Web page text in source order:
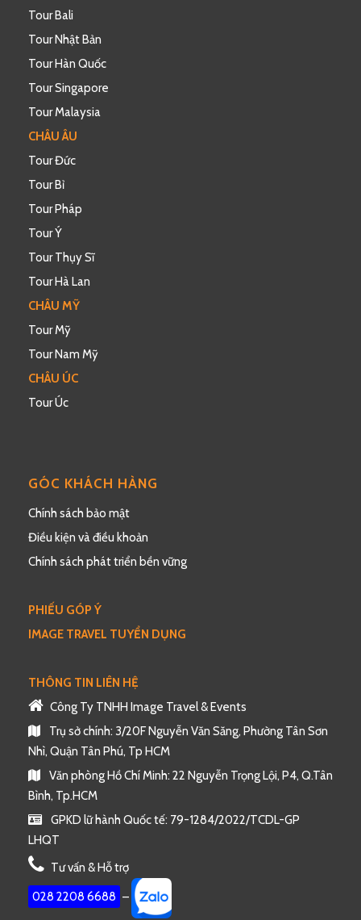
Tour Bali
Tour Nhật Bản
Tour Hàn Quốc
Tour Singapore
Tour Malaysia
CHÂU ÂU
Tour Đức
Tour Bỉ
Tour Pháp
Tour Ý
Tour Thụy Sĩ
Tour Hà Lan
CHÂU MỸ
Tour Mỹ
Tour Nam Mỹ
CHÂU ÚC
Tour Úc
GÓC KHÁCH HÀNG
Chính sách bảo mật
Điều kiện và điều khoản
Chính sách phát triển bền vững
PHIẾU GÓP Ý
IMAGE TRAVEL TUYỂN DỤNG
THÔNG TIN LIÊN HỆ
Công Ty TNHH Image Travel & Events
Trụ sở chính: 3/20F Nguyễn Văn Săng, Phường Tân Sơn
Nhì, Quận Tân Phú, Tp HCM
Văn phòng Hồ Chí Minh: 22 Nguyễn Trọng Lội, P4, Q.Tân
Bình, Tp.HCM
GPKD lữ hành Quốc tế: 79-1284/2022/TCDL-GP
LHQT
Tư vấn & Hỗ trợ
028 2208 6688 –